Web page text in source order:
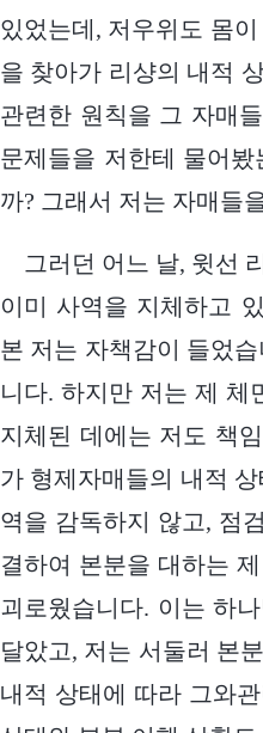
있었는데, 저우위도 몸
을 찾아가 리샹의 내적
관련한 원칙을 그 자매
문제들을 저한테 물어
까? 그래서 저는 자매들
그러던 어느 날, 윗선
이미 사역을 지체하고
본 저는 자책감이 들었
니다. 하지만 저는 제 체
지체된 데에는 저도 책
가 형제자매들의 내적
역을 감독하지 않고, 점
결하여 본분을 대하는
괴로웠습니다. 이는 하
달았고, 저는 서둘러 본
내적 상태에 따라 그와